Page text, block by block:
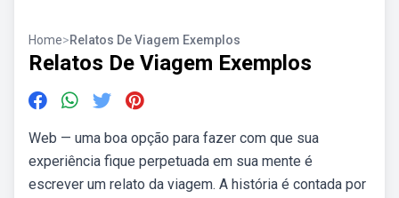
Home>Relatos De Viagem Exemplos
Relatos De Viagem Exemplos
Web — uma boa opção para fazer com que sua
experiência fique perpetuada em sua mente é
escrever um relato da viagem. A história é contada por